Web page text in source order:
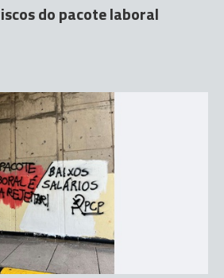
do pacote laboral